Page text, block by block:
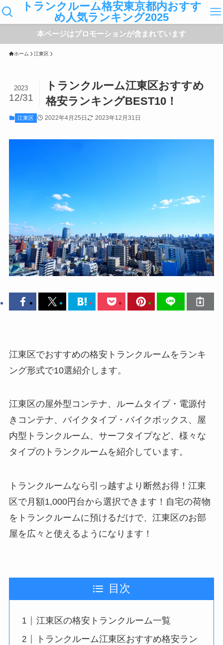
トランクルーム格安東京都内おすす
め人気ランキング2025
本ページはプロモーションが含まれています
ホーム 江東区
トランクルーム江東区おすすめ
格安ランキングBEST10！
2023
12/31
江東区 2022年4月25日 2023年12月31日
江東区でおすすめの格安トランクルームをランキ
ング形式で10選紹介します。
江東区の屋外型コンテナ、ルームタイプ・電源付
きコンテナ、バイクタイプ・バイクボックス、屋
内型トランクルーム、サーフタイプなど、様々な
タイプのトランクルームを紹介しています。
トランクルームなら引っ越すより断然お得！江東
区で月額1,000円台から選択できます！自宅の荷物
をトランクルームに預けるだけで、江東区のお部
屋を広々と使えるようになります！
目次
江東区の格安トランクルーム一覧
トランクルーム江東区おすすめ格安ラン